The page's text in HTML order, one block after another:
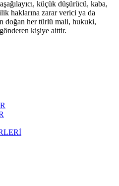
küçük düşürücü, kaba,
haklarına zarar verici ya da
doğan her türlü mali, hukuki,
kişiye aittir.